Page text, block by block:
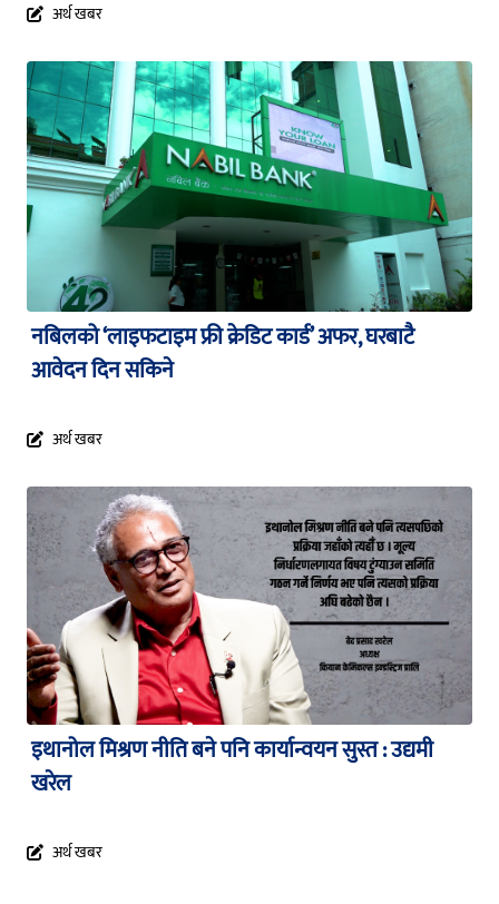
अर्थ खबर
नबिलको ‘लाइफटाइम फ्री क्रेडिट कार्ड’ अफर, घरबाटै
आवेदन दिन सकिने
अर्थ खबर
इथानोल मिश्रण नीति बने पनि कार्यान्वयन सुस्त : उद्यमी
खरेल
अर्थ खबर